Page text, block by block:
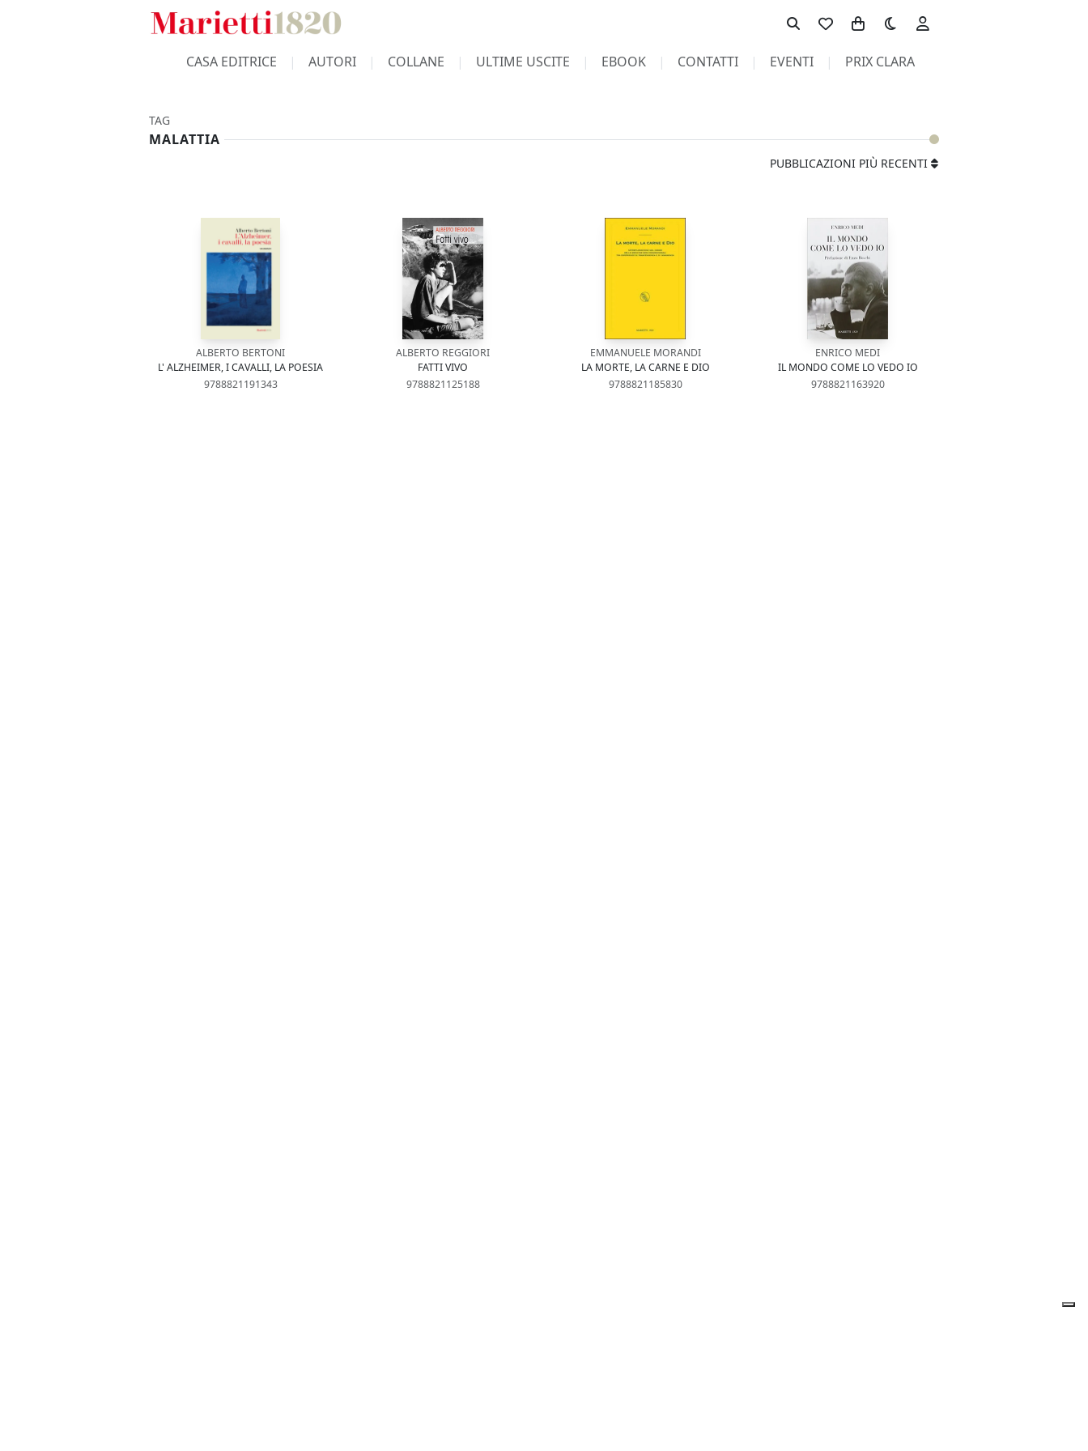
Toggle theme
CASA EDITRICE AUTORI COLLANE ULTIME USCITE EBOOK CONTATTI EVENTI PRIX CLARA
TAG
MALATTIA
PUBBLICAZIONI PIÙ RECENTI
ALBERTO BERTONI
L' ALZHEIMER, I CAVALLI, LA POESIA
9788821191343
ALBERTO REGGIORI
FATTI VIVO
9788821125188
EMMANUELE MORANDI
LA MORTE, LA CARNE E DIO
9788821185830
ENRICO MEDI
IL MONDO COME LO VEDO IO
9788821163920